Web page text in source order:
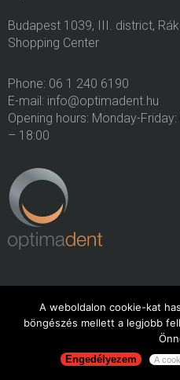
Budapest 1039, III. district,
Shopping Center
Phone: 06 1 240 6190
E-mail: info@optimadent.hu
Opening hours: Monday-
– 18:00
Minden jog fenntartva. 2015.
A weboldalon cookie-kat
böngészés mellett a legjobb
Engedélyezem A